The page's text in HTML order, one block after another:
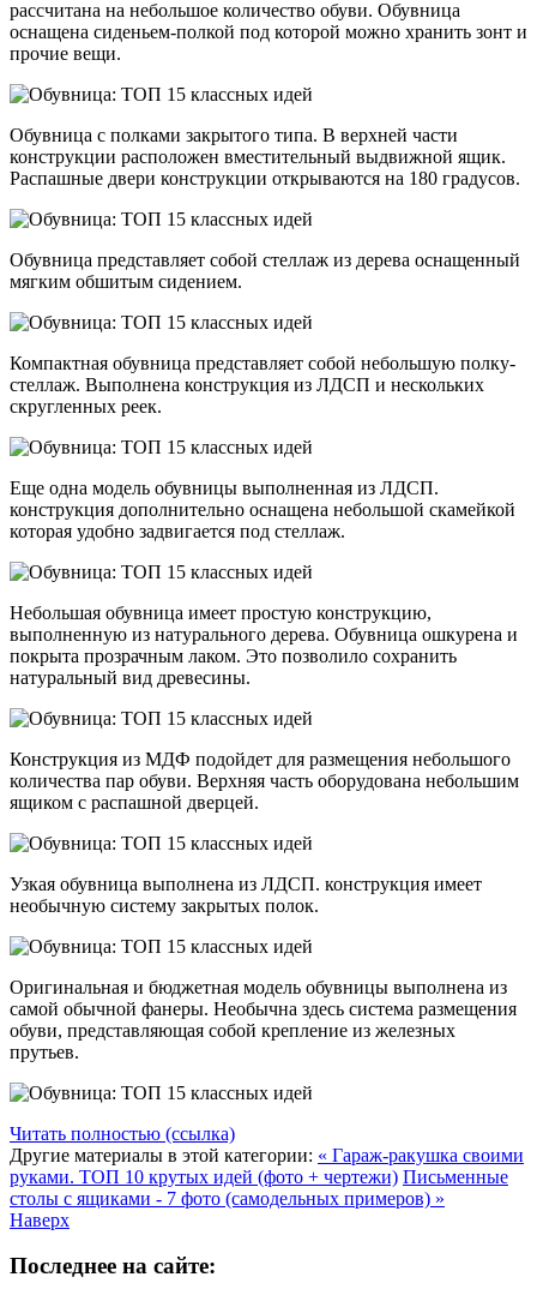
рассчитана на небольшое количество обуви. Обувница
оснащена сиденьем-полкой под которой можно хранить зонт и
прочие вещи.
Обувница с полками закрытого типа. В верхней части
конструкции расположен вместительный выдвижной ящик.
Распашные двери конструкции открываются на 180 градусов.
Обувница представляет собой стеллаж из дерева оснащенный
мягким обшитым сидением.
Компактная обувница представляет собой небольшую полку-
стеллаж. Выполнена конструкция из ЛДСП и нескольких
скругленных реек.
Еще одна модель обувницы выполненная из ЛДСП.
конструкция дополнительно оснащена небольшой скамейкой
которая удобно задвигается под стеллаж.
Небольшая обувница имеет простую конструкцию,
выполненную из натурального дерева. Обувница ошкурена и
покрыта прозрачным лаком. Это позволило сохранить
натуральный вид древесины.
Конструкция из МДФ подойдет для размещения небольшого
количества пар обуви. Верхняя часть оборудована небольшим
ящиком с распашной дверцей.
Узкая обувница выполнена из ЛДСП. конструкция имеет
необычную систему закрытых полок.
Оригинальная и бюджетная модель обувницы выполнена из
самой обычной фанеры. Необычна здесь система размещения
обуви, представляющая собой крепление из железных
прутьев.
Читать полностью (ссылка)
Другие материалы в этой категории: « Гараж-ракушка своими
руками. ТОП 10 крутых идей (фото + чертежи) Письменные
столы с ящиками - 7 фото (самодельных примеров) »
Наверх
Последнее на сайте: